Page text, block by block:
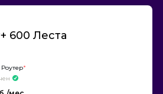
600 Леста
Роутер*